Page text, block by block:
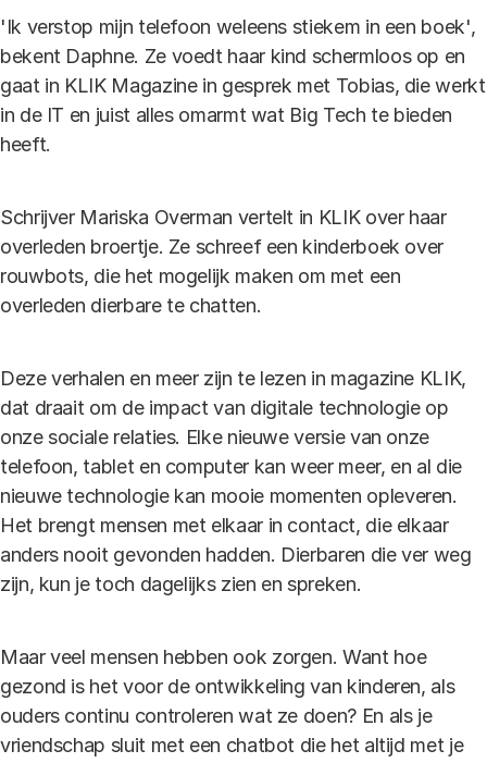
'Ik verstop mijn telefoon weleens stiekem in een boek',
bekent Daphne. Ze voedt haar kind schermloos op en
gaat in KLIK Magazine in gesprek met Tobias, die werkt
in de IT en juist alles omarmt wat Big Tech te bieden
heeft.
Schrijver Mariska Overman vertelt in KLIK over haar
overleden broertje. Ze schreef een kinderboek over
rouwbots, die het mogelijk maken om met een
overleden dierbare te chatten.
Deze verhalen en meer zijn te lezen in magazine KLIK,
dat draait om de impact van digitale technologie op
onze sociale relaties. Elke nieuwe versie van onze
telefoon, tablet en computer kan weer meer, en al die
nieuwe technologie kan mooie momenten opleveren.
Het brengt mensen met elkaar in contact, die elkaar
anders nooit gevonden hadden. Dierbaren die ver weg
zijn, kun je toch dagelijks zien en spreken.
Maar veel mensen hebben ook zorgen. Want hoe
gezond is het voor de ontwikkeling van kinderen, als
ouders continu controleren wat ze doen? En als je
vriendschap sluit met een chatbot die het altijd met je